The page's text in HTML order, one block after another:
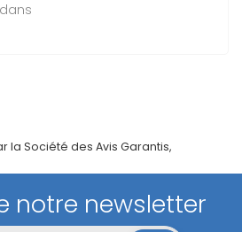
la Société des Avis Garantis,
notre newsletter